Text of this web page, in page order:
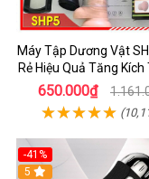
Máy Tập Dương Vật
Rẻ Hiệu Quả Tăng
650.000₫
-41%
5